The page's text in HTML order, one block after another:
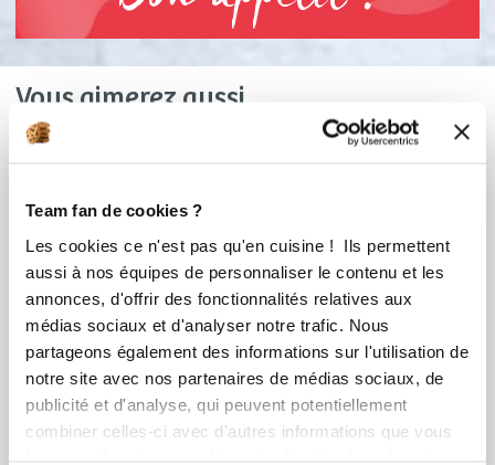
Team fan de cookies ?
Les cookies ce n'est pas qu'en cuisine ! Ils permettent
aussi à nos équipes de personnaliser le contenu et les
annonces, d'offrir des fonctionnalités relatives aux
médias sociaux et d'analyser notre trafic. Nous
partageons également des informations sur l'utilisation de
notre site avec nos partenaires de médias sociaux, de
publicité et d'analyse, qui peuvent potentiellement
combiner celles-ci avec d'autres informations que vous
Vous aimerez aussi ...
sabrinadelice
Marinade express
elisabethveillon
Sauce Deluxe maison